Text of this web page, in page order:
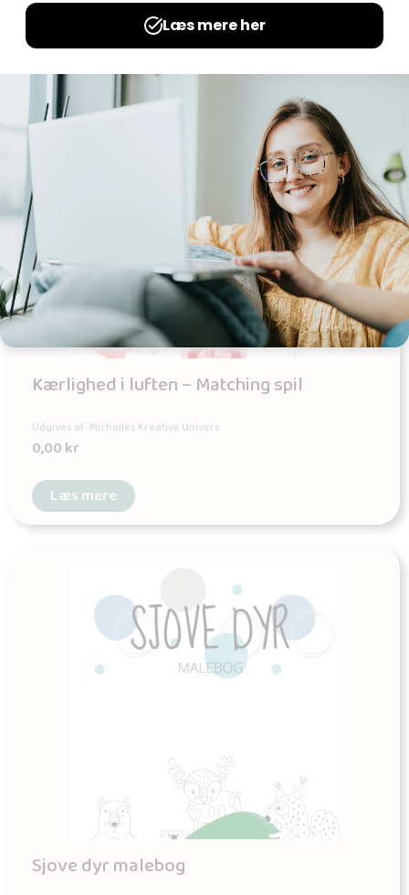
Kærlighed i luften – Matching spil
Udgives af: Michelles Kreative Univers
0,00kr
Læs mere
Sjove dyr malebog